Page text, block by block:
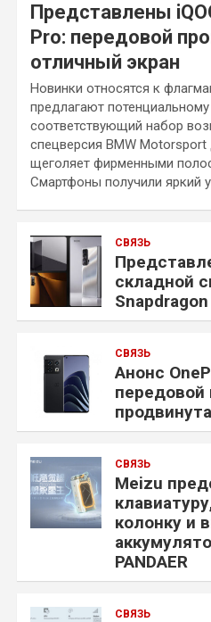
Представлены
Pro: передовой
отличный экран
Новинки относятся к
предлагают
соответствующий набор
спецверсия BMW
щеголяет фирменными
Смартфоны получили яркий
СВЯЗЬ
складной
Snapdragon
СВЯЗЬ
Анонс
передовой
СВЯЗЬ
Meizu
колонку и
PANDAER
СВЯЗЬ